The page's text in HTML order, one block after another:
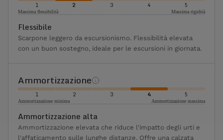
1 2 3 4 5
Massima flessibilità Massima rigidità
Flessibile
Scarpone leggero da escursionismo. Flessibilità elevata
con un buon sostegno, ideale per le escursioni in giornata.
Ammortizzazione
1 2 3 4 5
Ammortizzazione minima Ammortizzazione massima
Ammortizzazione alta
Ammortizzazione elevata che riduce l'impatto degli urti e
l'affaticamento sulle lunghe distanze. Offre una calzata